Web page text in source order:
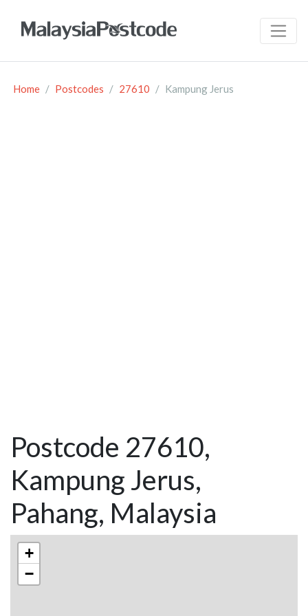
Home Postcodes 27610 Kampung Jerus
Postcode 27610,
Kampung Jerus,
Pahang, Malaysia
+
−